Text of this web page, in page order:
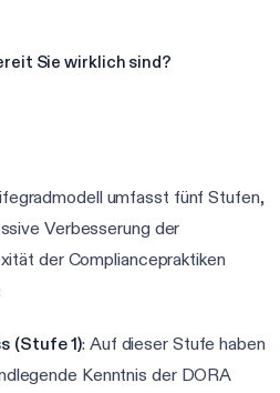
Sie wirklich sind?
umfasst fünf Stufen,
Verbesserung der
der Compliancepraktiken
(Stufe 1): Auf dieser Stufe haben
Kenntnis der DORA